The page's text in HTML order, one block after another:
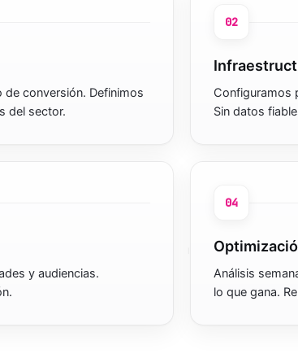
conversión. Definimos
del sector.
02
Configuramos
Sin datos
y audiencias.
04
Análisis
lo que gana.